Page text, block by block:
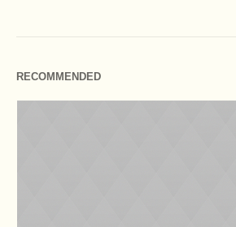
RECOMMENDED